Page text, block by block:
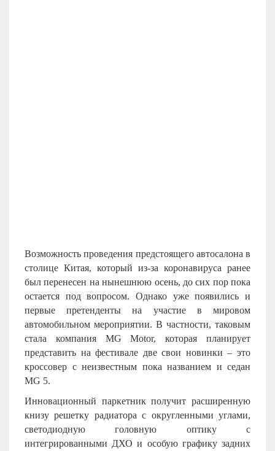
Возможность проведения предстоящего автосалона в
столице Китая, который из-за коронавируса ранее
был перенесен на нынешнюю осень, до сих пор пока
остается под вопросом. Однако уже появились и
первые претенденты на участие в мировом
автомобильном мероприятии. В частности, таковым
стала компания MG Motor, которая планирует
представить на фестивале две свои новинки – это
кроссовер с неизвестным пока названием и седан
MG 5.
Инновационный паркетник получит расширенную
книзу решетку радиатора с округленными углами,
светодиодную головную оптику с
интегрированными ДХО и особую графику задних